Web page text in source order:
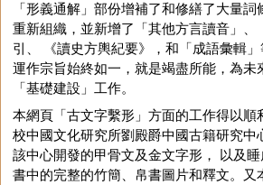
「形義通解」部份增補了和修繕了大量
重新組織，並新增了「其他方言讀音」、
引、 《讀史方輿紀要》，和「成語彙輯
運作宗旨始終如一，就是竭盡所能，為未
「基礎建設」工作。
本網頁「古文字繫形」方面的工作得以順
校中國文化研究所劉殿爵中國古籍研究中
該中心開發的甲骨文及金文字形， 以及
書中的完整的竹簡、帛書圖片和釋文。又